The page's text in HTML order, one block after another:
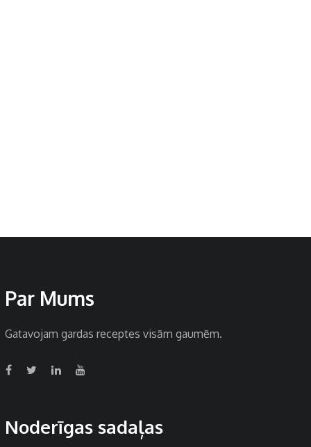
Par Mums
Gatavojam gardas receptes visām gaumēm.
Noderīgas sadaļas